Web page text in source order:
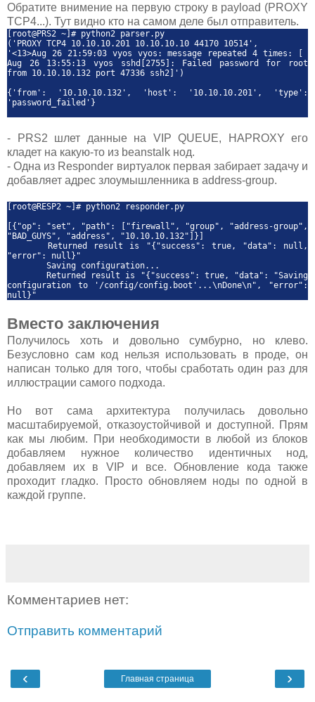
Обратите внимение на первую строку в payload (PROXY
TCP4...). Тут видно кто на самом деле был отправитель.
[root@PRS2 ~]# python2 parser.py
('PROXY TCP4 10.10.10.201 10.10.10.10 44170 10514',
'<13>Aug 26 21:59:03 vyos vyos: message repeated 4 times: [
Aug 26 13:55:13 vyos sshd[2755]: Failed password for root
from 10.10.10.132 port 47336 ssh2]')
{'from': '10.10.10.132', 'host': '10.10.10.201', 'type':
'password_failed'}
- PRS2 шлет данные на VIP QUEUE, HAPROXY его
кладет на какую-то из beanstalk нод.
- Одна из Responder виртуалок первая забирает задачу и
добавляет адрес злоумышленника в address-group.
[root@RESP2 ~]# python2 responder.py
[{"op": "set", "path": ["firewall", "group", "address-group",
"BAD_GUYS", "address", "10.10.10.132"]}]
Returned result is "{"success": true, "data": null,
"error": null}"
Saving configuration...
Returned result is "{"success": true, "data": "Saving
configuration to '/config/config.boot'...\nDone\n", "error":
null}"
Вместо заключения
Получилось хоть и довольно сумбурно, но клево.
Безусловно сам код нельзя использовать в проде, он
написан только для того, чтобы сработать один раз для
иллюстрации самого подхода.
Но вот сама архитектура получилась довольно
масштабируемой, отказоустойчивой и доступной. Прям
как мы любим. При необходимости в любой из блоков
добавляем нужное количество идентичных нод,
добавляем их в VIP и все. Обновление кода также
проходит гладко. Просто обновляем ноды по одной в
каждой группе.
Комментариев нет:
Отправить комментарий
‹ ›
Главная страница